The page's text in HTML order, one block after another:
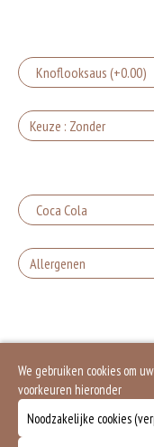
Keuze : Zonder
Allergenen
meer gluten het
Soja behoort tot de
eiwitten. Soja wordt
structuurverbeteraar,
Eieren worden
gebruikte soorten
We gebruiken cookies om
voorkeuren hieronder
Noodzakelijke cookies